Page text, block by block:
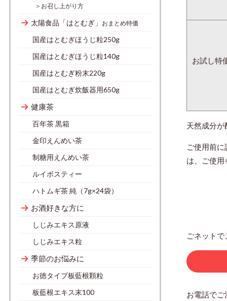
お試し特
天然成分
ご使用前
は、ご使
ごネット
お電話
＞お召し上がり方
太陽食品「はとむぎ」 おまとめ特価
国産はとむぎほうじ粒250g
国産はとむぎほうじ粒140g
国産はとむぎ粉末220g
国産はとむぎ炊飯器用650g
健康茶
百年茶 黒箱
金印えんめい茶
制糖用えんめい茶
ルイボスティー
ハトムギ茶 純（7g×24袋）
お酒好きな方に
しじみエキス原液
しじみエキス粒
季節のお悩みに
お徳タイプ板藍根顆粒
板藍根エキス末100